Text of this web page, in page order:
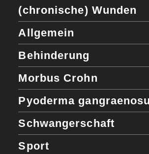
(chronische) Wunden
Allgemein
Behinderung
Morbus Crohn
Pyoderma
Schwangerschaft
Sport